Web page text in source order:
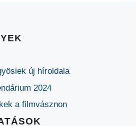
új híroldala
2024
a filmvásznon